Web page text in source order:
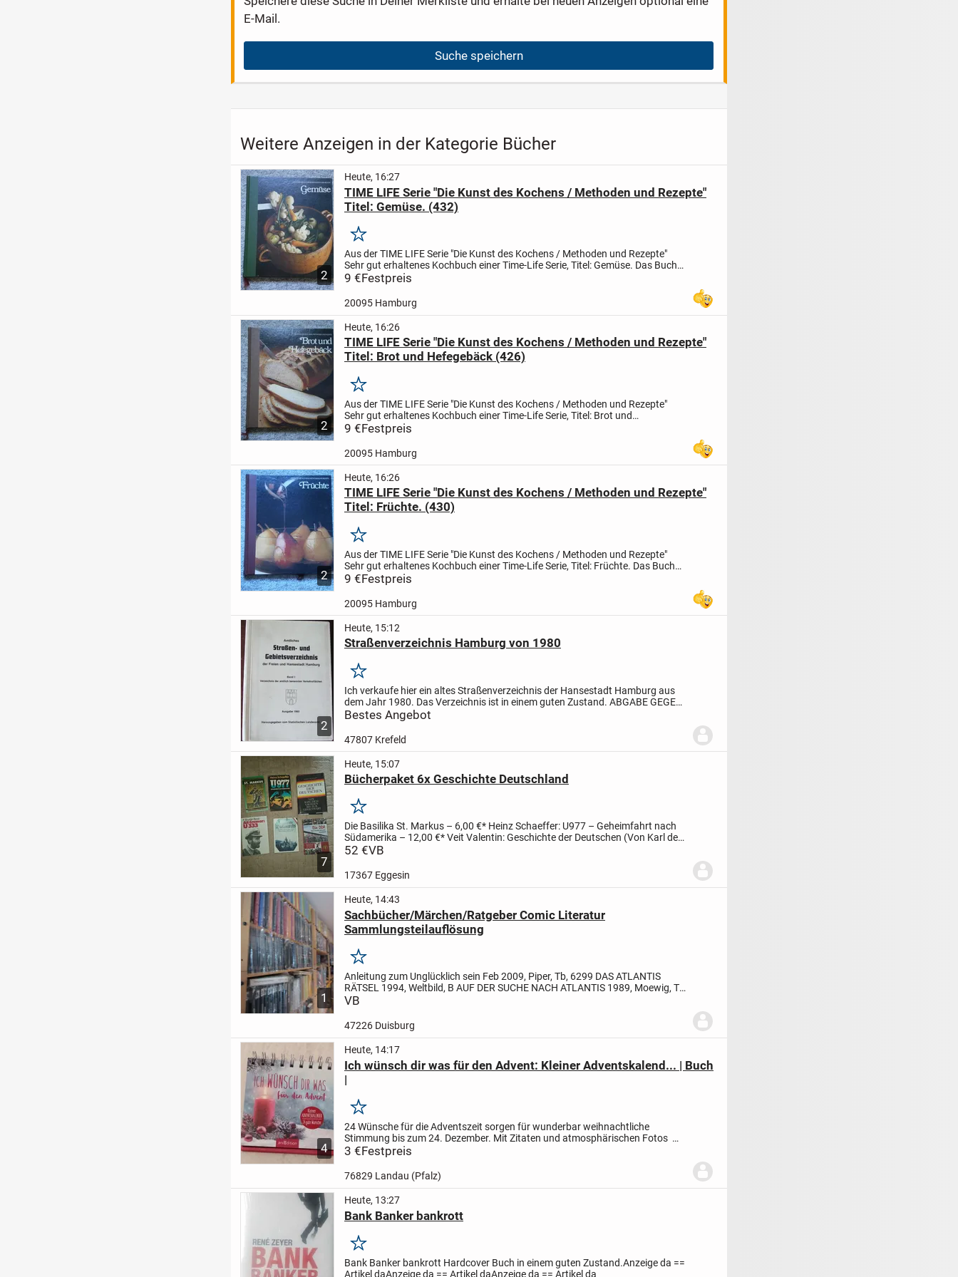
E-Mail.
Suche speichern
Weitere Anzeigen in der Kategorie Bücher
2
Heute, 16:27
TIME LIFE Serie "Die Kunst des Kochens / Methoden und Rezepte"
Titel: Gemüse. (432)
Merken
Aus der TIME LIFE Serie "Die Kunst des Kochens / Methoden und Rezepte"
Sehr gut erhaltenes Kochbuch einer Time-Life Serie, Titel: Gemüse. Das Buch
hat 176 Seiten mit vielen bunten Bildern und...
9 €Festpreis
20095 Hamburg
2
Heute, 16:26
TIME LIFE Serie "Die Kunst des Kochens / Methoden und Rezepte"
Titel: Brot und Hefegebäck (426)
Merken
Aus der TIME LIFE Serie "Die Kunst des Kochens / Methoden und Rezepte"
Sehr gut erhaltenes Kochbuch einer Time-Life Serie, Titel: Brot und
Hefegebäck.Das Buch hat 176 Seiten mit vielen bunten...
9 €Festpreis
20095 Hamburg
2
Heute, 16:26
TIME LIFE Serie "Die Kunst des Kochens / Methoden und Rezepte"
Titel: Früchte. (430)
Merken
Aus der TIME LIFE Serie "Die Kunst des Kochens / Methoden und Rezepte"
Sehr gut erhaltenes Kochbuch einer Time-Life Serie, Titel: Früchte. Das Buch
hat 176 Seiten mit vielen bunten Bildern und...
9 €Festpreis
20095 Hamburg
2
Heute, 15:12
Straßenverzeichnis Hamburg von 1980
Merken
Ich verkaufe hier ein altes Straßenverzeichnis der Hansestadt Hamburg aus
dem Jahr 1980. Das Verzeichnis ist in einem guten Zustand. ABGABE GEGEN
GEBOT
Bestes Angebot
47807 Krefeld
7
Heute, 15:07
Bücherpaket 6x Geschichte Deutschland
Merken
Die Basilika St. Markus – 6,00 €* Heinz Schaeffer: U977 – Geheimfahrt nach
Südamerika – 12,00 €* Veit Valentin: Geschichte der Deutschen (Von Karl dem
Großen bis zur Gegenwart) – 7,00 €
52 €VB
17367 Eggesin
1
Heute, 14:43
Sachbücher/Märchen/Ratgeber Comic Literatur
Sammlungsteilauflösung
Merken
Anleitung zum Unglücklich sein Feb 2009, Piper, Tb, 6299 DAS ATLANTIS
RÄTSEL 1994, Weltbild, B AUF DER SUCHE NACH ATLANTIS 1989, Moewig, Tb,
3412
VB
47226 Duisburg
4
Heute, 14:17
Ich wünsch dir was für den Advent: Kleiner Adventskalend... | Buch
|
Merken
24 Wünsche für die Adventszeit sorgen für wunderbar weihnachtliche
Stimmung bis zum 24. Dezember. Mit Zitaten und atmosphärischen Fotos
inkl Versand 8 Euro
3 €Festpreis
76829 Landau (Pfalz)
Heute, 13:27
Bank Banker bankrott
Merken
Bank Banker bankrott Hardcover Buch in einem guten Zustand.Anzeige da ==
Artikel daAnzeige da == Artikel daAnzeige da == Artikel da